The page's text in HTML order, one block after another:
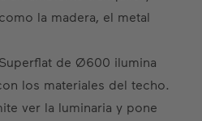
la madera, el metal
de Ø600 ilumina
los materiales del techo.
ver la luminaria y pone